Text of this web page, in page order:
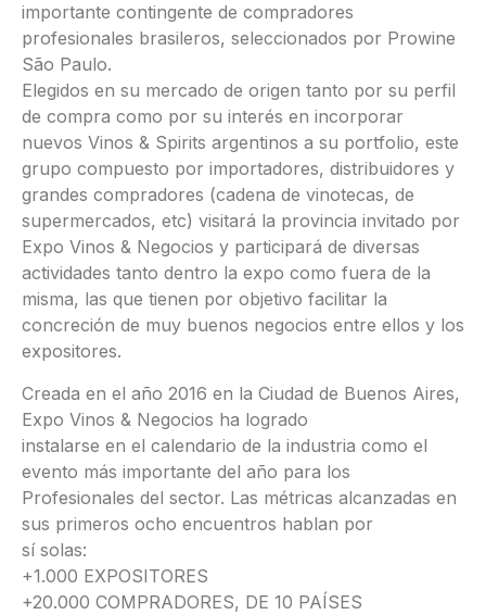
importante contingente de compradores
profesionales brasileros, seleccionados por Prowine
São Paulo.
Elegidos en su mercado de origen tanto por su perfil
de compra como por su interés en incorporar
nuevos Vinos & Spirits argentinos a su portfolio, este
grupo compuesto por importadores, distribuidores y
grandes compradores (cadena de vinotecas, de
supermercados, etc) visitará la provincia invitado por
Expo Vinos & Negocios y participará de diversas
actividades tanto dentro la expo como fuera de la
misma, las que tienen por objetivo facilitar la
concreción de muy buenos negocios entre ellos y los
expositores.
Creada en el año 2016 en la Ciudad de Buenos Aires,
Expo Vinos & Negocios ha logrado
instalarse en el calendario de la industria como el
evento más importante del año para los
Profesionales del sector. Las métricas alcanzadas en
sus primeros ocho encuentros hablan por
sí solas:
+1.000 EXPOSITORES
+20.000 COMPRADORES, DE 10 PAÍSES